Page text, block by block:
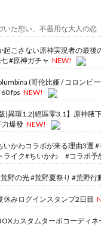
いた想い、不器用な大人の恋
起こさない原神実況者の最後
#原神ガチャ NEW!
(哥伦比娅 / コロンビ
fps NEW!
|異環1.2|絕區零3.1】原神腋
爆發 NEW!
いかわコラボが来る理由3選
ライク#ちいかわ #コラボ予
野の光 #荒野夏祭り #荒野行
休みログインスタンプ2日目
カスタムターボコーディ